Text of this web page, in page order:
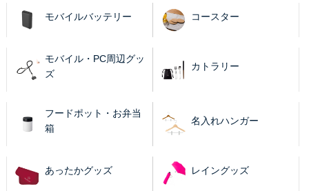
モバイルバッテリー コースター
モバイル・PC周辺グッ
ズ
カトラリー
フードポット・お弁当
箱
名入れハンガー
あったかグッズ レイングッズ